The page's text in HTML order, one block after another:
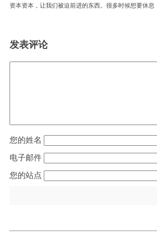
资本资本，让我们被迫前进的东西。很多时候想要休息
发表评论
姓名
电子邮件
站点